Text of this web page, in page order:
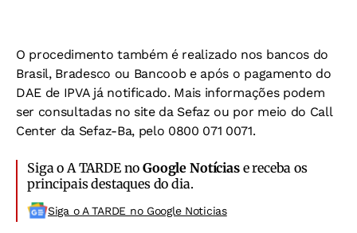
O procedimento também é realizado nos bancos do
Brasil, Bradesco ou Bancoob e após o pagamento do
DAE de IPVA já notificado. Mais informações podem
ser consultadas no site da Sefaz ou por meio do Call
Center da Sefaz-Ba, pelo 0800 071 0071.
Siga o A TARDE noGoogle Notíciase receba os
principais destaques do dia.
Siga o A TARDE no Google Noticias